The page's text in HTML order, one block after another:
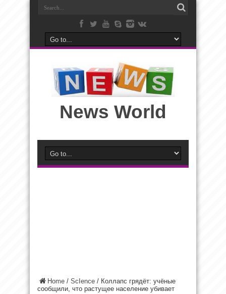
News World
Home / ScIence / Коллапс грядёт: учёные
сообщили, что растущее население убивает